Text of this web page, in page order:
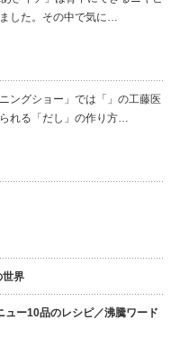
した。その中で気に…
ングショー」では「」の工藤医
れる「だし」の作り方…
世界
ー10品のレシピ／沸騰ワード